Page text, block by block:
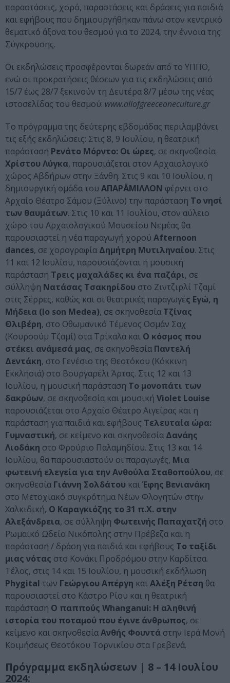
παραστάσεις, χορό, παραστάσεις και δράσεις για παιδιά
και εφήβους που δημιουργήθηκαν πάνω στον κεντρικό
θεματικό άξονα του θεσμού για το 2024, την έννοια της
Σύγκρουσης.
Οι εκδηλώσεις προσφέρονται δωρεάν από το ΥΠΠΟ,
ενώ οι προκρατήσεις θέσεων για τις εκδηλώσεις από
15/7 έως 28/7 ξεκινούν τη Δευτέρα 8/7 μέσω της νέας
ιστοσελίδας του θεσμού: www.allofgreeceoneculture.gr
Το πρόγραμμα της δεύτερης εβδομάδας περιλαμβάνει
τις εξής εκδηλώσεις: Στις 8, 9 Ιουλίου, η θεατρική
παράσταση Ρενάτο Μόρντο: Οι ώρες, σε σκηνοθεσία
Χρίστου Λύγκα, παρουσιάζεται στον Αρχαιολογικό
χώρος Αβδήρων στην Ξάνθη. Στις 9 και 10 Ιουλίου, η
δημιουργική ομάδα του ΑΠΑΡÄΜΙΛΛΟΝ φέρνει στο
Αρχαίο Θέατρο Σάμου (Ξύλινο) την παράσταση Το νησί
των θαυμάτων. Στις 10 και 11 Ιουλίου, στον αύλειο
χώρο του Αρχαιολογικού Μουσείου Νεμέας θα
παρουσιαστεί η νέα παραγωγή χορού Afternoon
dances, σε χορογραφία Δημήτρη Μυτιληναίου. Στις
11 και 12 Ιουλίου, παρουσιάζονται η μουσική
παράσταση Τρεις μαχαλάδες κι ένα παζάρι, σε
σύλληψη Νατάσας Τσακηρίδου στο Ζιντζιρλί Τζαμί
στις Σέρρες, καθώς και οι θεατρικές παραγωγές Eγώ, η
Μήδεια (Io son Medea), σε σκηνοθεσία Τζίνας
Θλιβέρη, στο Οθωμανικό Τέμενος Οσμάν Σαχ
(Κουρσούμ Τζαμί) στα Τρίκαλα και Ο κόσμος που
στέκει ανάμεσά μας, σε σκηνοθεσία Παντελή
Δεντάκη, στο Γενέσιο της Θεοτόκου (Κόκκινη
Εκκλησιά) στο Βουργαρέλι Άρτας. Στις 12 και 13
Ιουλίου, η μουσική παράσταση Το μονοπάτι των
δακρύων, σε σκηνοθεσία και μουσική Violet Louise
παρουσιάζεται στο Αρχαίο Θέατρο Αιγείρας και η
παράσταση για παιδιά και εφήβους Τελευταία ώρα:
Γυμναστική, σε κείμενο και σκηνοθεσία Δανάης
Λιοδάκη στο Φρούριο Παλαμηδίου. Στις 13 και 14
Ιουλίου, θα παρουσιαστούν οι παραγωγές, Μια
φωτεινή ελεγεία για την Ανθούλα Σταθοπούλου, σε
σκηνοθεσία Γιάννη Σολδάτου καιΈφης Βενιανάκη
στο Μετοχιακό συγκρότημα Νέων Φλογητών στην
Χαλκιδική, Ο Καραγκιόζης το 31 π.Χ. στην
Αλεξάνδρεια, σε σύλληψη Φωτεινής Παπαχατζή στο
Ρωμαϊκό Ωδείο Νικόπολης στην Πρέβεζα και η
παράσταση / δράση για παιδιά και εφήβους Το ταξίδι
μιας νότας στο Κονάκι Προδρόμου στην Καρδίτσα.
Τέλος, στις 14 και 15 Ιουλίου, η μουσική εκδήλωση
Phygital των Γεώργιου Απέργη καιΑλέξη Ρέτση θα
παρουσιαστεί στο Κάστρο Ρίου και η θεατρική
παράσταση Ο παππούς Whanganui: Η αληθινή
ιστορία του ποταμού που έγινε άνθρωπος, σε
κείμενο και σκηνοθεσίαΑνθής Φουντά στην Ιερά Μονή
Κοιμήσεως Θεοτόκου Τορνικίου στα Γρεβενά.
Πρόγραμμα εκδηλώσεων | 8 – 14 Ιουλίου
2024: